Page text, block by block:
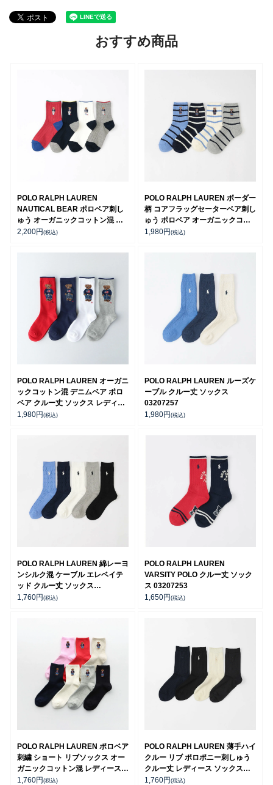
おすすめ商品
POLO RALPH LAUREN
NAUTICAL BEAR ポロベア刺し
ゅう オーガニックコットン混 日
本製 クルー丈 カジュアル ソック
2,200円(税込)
POLO RALPH LAUREN ボーダー
柄 コアフラッグセーターベア刺し
ゅう ポロベア オーガニックコッ
トン混 クルー丈 レディース ソッ
1,980円(税込)
POLO RALPH LAUREN オーガニ
ックコットン混 デニムベア ポロ
ベア クルー丈 ソックス レディー
ス 03207241
1,980円(税込)
POLO RALPH LAUREN ルーズケ
ーブル クルー丈 ソックス
03207257
1,980円(税込)
POLO RALPH LAUREN 綿レーヨ
ンシルク混 ケーブル エレベイテ
ッド クルー丈 ソックス
03207265
1,760円(税込)
POLO RALPH LAUREN
VARSITY POLO クルー丈 ソック
ス 03207253
1,650円(税込)
POLO RALPH LAUREN ポロベア
刺繍 ショート リブソックス オー
ガニックコットン混 レディース
03207311
1,760円(税込)
POLO RALPH LAUREN 薄手ハイ
クルー リブ ポロポニー刺しゅう
クルー丈 レディース ソックス
03207206
1,760円(税込)